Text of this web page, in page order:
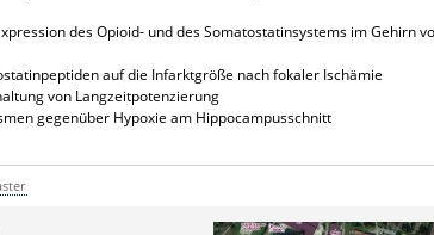
des Opioid- und des Somatostatinsystems im Gehirn
auf die Infarktgröße nach fokaler Ischämie
von Langzeitpotenzierung
gegenüber Hypoxie am Hippocampusschnitt